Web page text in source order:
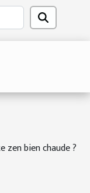
zen bien chaude ?